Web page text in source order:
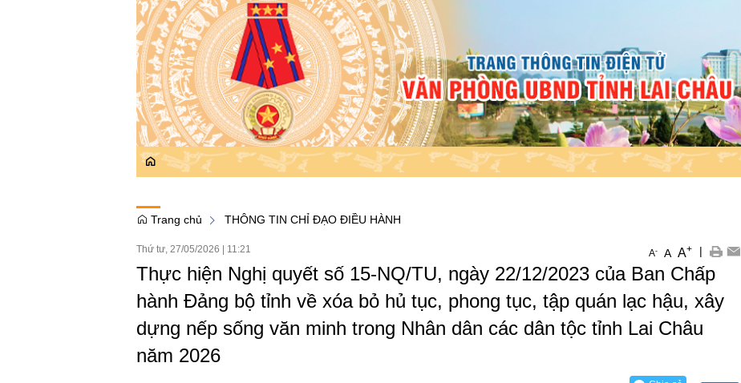
Trang chủ THÔNG TIN CHỈ ĐẠO ĐIỀU HÀNH
Thứ tư, 27/05/2026 11:21 A- A A+ |
Thực hiện Nghị quyết số 15-NQ/TU, ngày 22/12/2023 của Ban Chấp
hành Đảng bộ tỉnh về xóa bỏ hủ tục, phong tục, tập quán lạc hậu, xây
dựng nếp sống văn minh trong Nhân dân các dân tộc tỉnh Lai Châu
năm 2026